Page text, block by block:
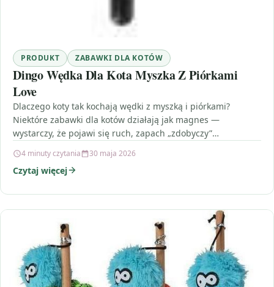
PRODUKT ZABAWKI DLA KOTÓW
Dingo Wędka Dla Kota Myszka Z Piórkami
Love
Dlaczego koty tak kochają wędki z myszką i piórkami?
Niektóre zabawki dla kotów działają jak magnes —
wystarczy, że pojawi się ruch, zapach „zdobyczy”…
4 minuty czytania 30 maja 2026
Czytaj więcej